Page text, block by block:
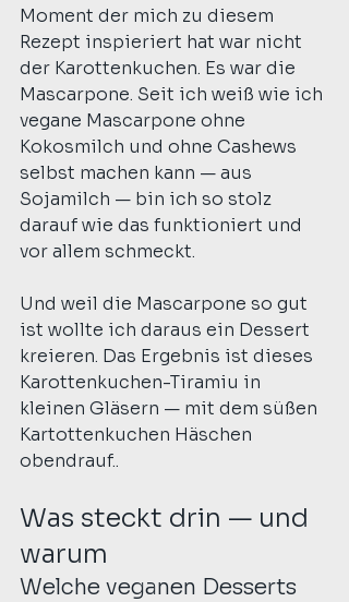
Moment der mich zu diesem
Rezept inspieriert hat war nicht
der Karottenkuchen. Es war die
Mascarpone. Seit ich weiß wie ich
vegane Mascarpone ohne
Kokosmilch und ohne Cashews
selbst machen kann — aus
Sojamilch — bin ich so stolz
darauf wie das funktioniert und
vor allem schmeckt.
Und weil die Mascarpone so gut
ist wollte ich daraus ein Dessert
kreieren. Das Ergebnis ist dieses
Karottenkuchen-Tiramiu in
kleinen Gläsern — mit dem süßen
Kartottenkuchen Häschen
obendrauf..
Was steckt drin — und
warum
Welche veganen Desserts